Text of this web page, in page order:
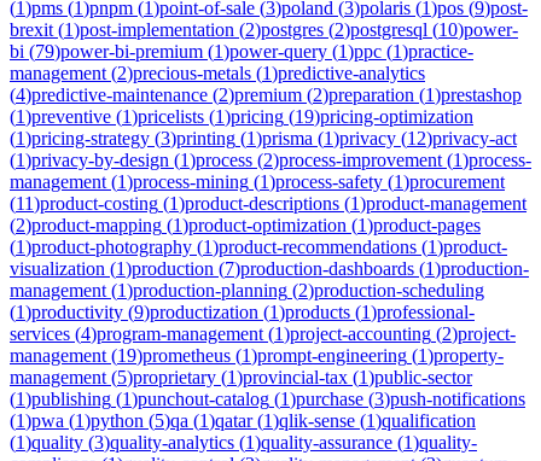
(1)pms (1)pnpm (1)point-of-sale (3)poland (3)polaris (1)pos (9)post-
brexit (1)post-implementation (2)postgres (2)postgresql (10)power-
bi (79)power-bi-premium (1)power-query (1)ppc (1)practice-
management (2)precious-metals (1)predictive-analytics
(4)predictive-maintenance (2)premium (2)preparation (1)prestashop
(1)preventive (1)pricelists (1)pricing (19)pricing-optimization
(1)pricing-strategy (3)printing (1)prisma (1)privacy (12)privacy-act
(1)privacy-by-design (1)process (2)process-improvement (1)process-
management (1)process-mining (1)process-safety (1)procurement
(11)product-costing (1)product-descriptions (1)product-management
(2)product-mapping (1)product-optimization (1)product-pages
(1)product-photography (1)product-recommendations (1)product-
visualization (1)production (7)production-dashboards (1)production-
management (1)production-planning (2)production-scheduling
(1)productivity (9)productization (1)products (1)professional-
services (4)program-management (1)project-accounting (2)project-
management (19)prometheus (1)prompt-engineering (1)property-
management (5)proprietary (1)provincial-tax (1)public-sector
(1)publishing (1)punchout-catalog (1)purchase (3)push-notifications
(1)pwa (1)python (5)qa (1)qatar(1)qlik-sense (1)qualification
(1)quality (3)quality-analytics (1)quality-assurance (1)quality-